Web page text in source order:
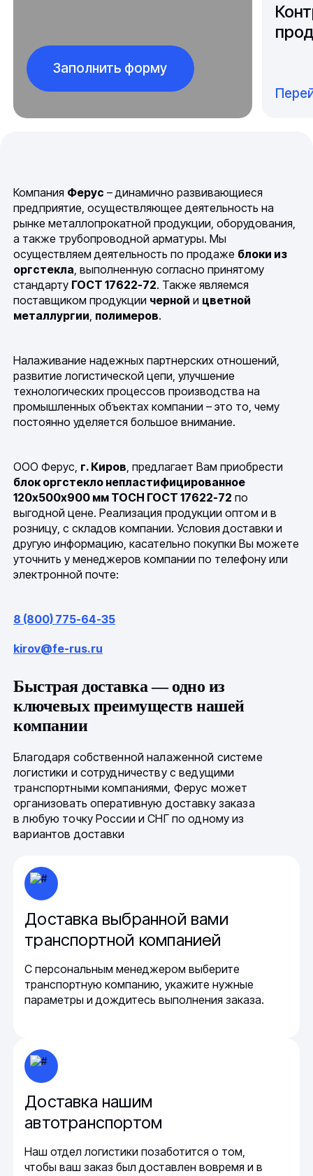
Заполнить форму
Компания Ферус – динамично развивающиеся
предприятие, осуществляющее деятельность на
рынке металлопрокатной продукции, оборудования,
а также трубопроводной арматуры. Мы
осуществляем деятельность по продаже блоки из
оргстекла, выполненную согласно принятому
стандарту ГОСТ 17622-72. Также являемся
поставщиком продукции черной и цветной
металлургии, полимеров.
Налаживание надежных партнерских отношений,
развитие логистической цепи, улучшение
технологических процессов производства на
промышленных объектах компании – это то, чему
постоянно уделяется большое внимание.
ООО Ферус, г. Киров, предлагает Вам приобрести
блок оргстекло непластифицированное
120х500х900 мм ТОСН ГОСТ 17622-72 по
выгодной цене. Реализация продукции оптом и в
розницу, с складов компании. Условия доставки и
другую информацию, касательно покупки Вы можете
уточнить у менеджеров компании по телефону или
электронной почте:
8 (800) 775-64-35
kirov@fe-rus.ru
Быстрая доставка — одно из
ключевых преимуществ нашей
компании
Благодаря собственной налаженной системе
логистики и сотрудничеству с ведущими
транспортными компаниями, Ферус может
организовать оперативную доставку заказа
в любую точку России и СНГ по одному из
вариантов доставки
Доставка выбранной вами
транспортной компанией
С персональным менеджером выберите
транспортную компанию, укажите нужные
параметры и дождитесь выполнения заказа.
Доставка нашим
автотранспортом
Наш отдел логистики позаботится о том,
чтобы ваш заказ был доставлен вовремя и в